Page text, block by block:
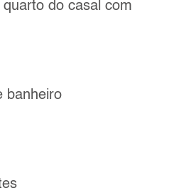
do casal com
banheiro